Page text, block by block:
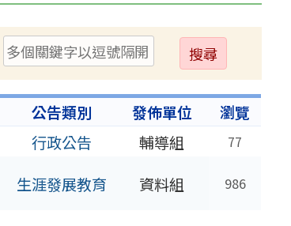
送
出
公告類別 發佈單位
瀏覽
行政公告 輔導組 77
生涯發展教育 資料組 986